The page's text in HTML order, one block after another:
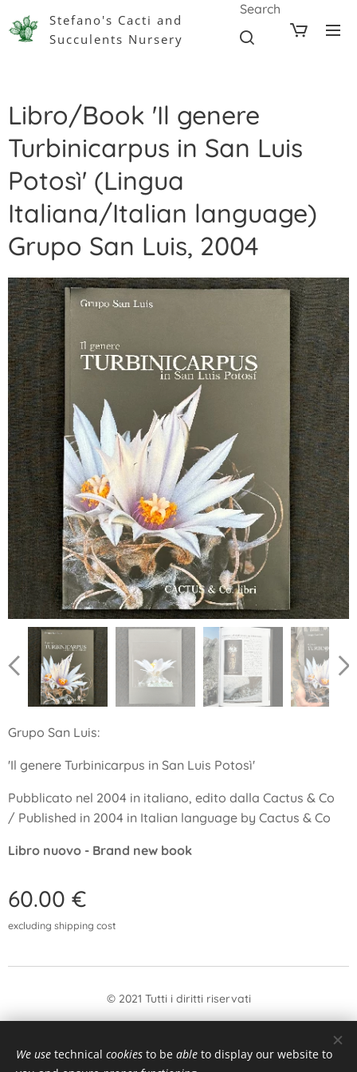
Stefano's Cacti and
Succulents Nursery
Search
Libro/Book 'Il genere
Turbinicarpus in San Luis
Potosì' (Lingua
Italiana/Italian language)
Grupo San Luis, 2004
Grupo San Luis:
'Il genere Turbinicarpus in San Luis Potosì'
Pubblicato nel 2004 in italiano, edito dalla Cactus & Co
/ Published in 2004 in Italian language by Cactus & Co
Libro nuovo - Brand new book
60.00 €
excluding shipping cost
© 2021 Tutti i diritti riservati
We use technical cookies to be able to display our website to